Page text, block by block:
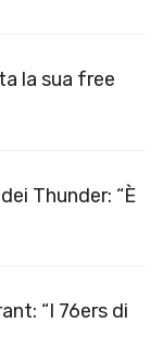
la sua free
Thunder: “È
“I 76ers di